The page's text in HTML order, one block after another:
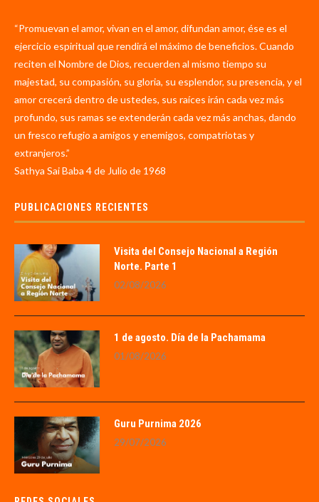
“Promuevan el amor, vivan en el amor, difundan amor, ése es el
ejercicio espiritual que rendirá el máximo de beneficios. Cuando
reciten el Nombre de Dios, recuerden al mismo tiempo su
majestad, su compasión, su gloria, su esplendor, su presencia, y el
amor crecerá dentro de ustedes, sus raíces irán cada vez más
profundo, sus ramas se extenderán cada vez más anchas, dando
un fresco refugio a amigos y enemigos, compatriotas y
extranjeros.”
Sathya Sai Baba 4 de Julio de 1968
PUBLICACIONES RECIENTES
Visita del Consejo Nacional a Región
Norte. Parte 1
02/08/2026
1 de agosto. Día de la Pachamama
01/08/2026
Guru Purnima 2026
29/07/2026